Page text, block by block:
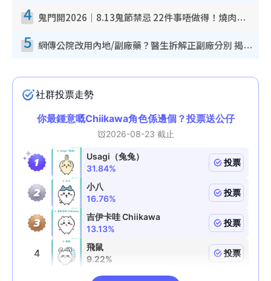
4 鬼門開2026｜8.13鬼節禁忌 22件事唔做得！燒肉、刺身要少食？半夜勿吹口哨/打呢個電話
5 網傳公院改用內地/副廠藥？醫生拆解正副廠分別 揭4類人換藥隨時出事